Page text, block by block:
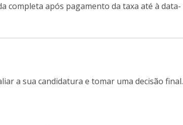
completa após pagamento da taxa até à data-
a sua candidatura e tomar uma decisão final.